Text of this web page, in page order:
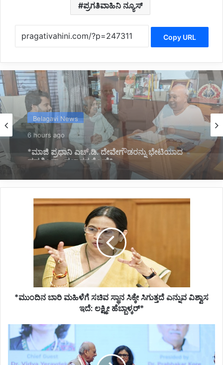
ಪ್ರಗತಿವಾಹಿನಿ ನ್ಯೂಸ್
Copy URL
Kannada News
6 hours ago
*2025 ರಲ್ಲಿ ಪ್ರಧಾನಮಂತ್ರಿ ಅವರ ವಿದೇಶಕ್ಕೆ ತಗುಲಿದ
ಒಟ್ಟು ವೆಚ್ಚ ಎಷ್ಟು ಗೋತ್ತಾ..?*
ಇದೆ:*ಮುಂದಿನ ಬಾರಿ ಮಹಿಳೆಗೆ ಸಚಿವ ಸ್ಥಾನ ಸಿಕ್ಕೇ ಸಿಗುತ್ತದೆ ಎನ್ನುವ ವಿಶ್ವಾಸ
ಇದೆ: ಲಕ್ಷ್ಮೀ ಹೆಬ್ಬಾಳ್ಕರ್*
*ಪದವಿ
ಪಡೆಯುವುದು
ಹೊಸ
ಜೀವನ